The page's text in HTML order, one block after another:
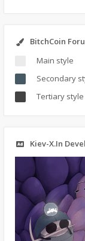
BitchCoin
Main style
Secondary
Tertiary style
Kiev-X.In